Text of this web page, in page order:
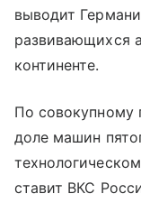
выводит
развивающихся
континенте.
По совокупному
доле машин
ставит ВКС